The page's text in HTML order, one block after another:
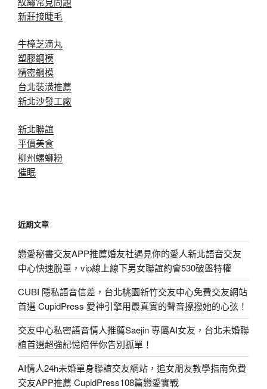
新莊接睫毛
牛樟芝滴丸
塑膠鋼模
精密鋼模
台北裝潢推薦
新北沙發工廠
新北聯誼
平價美食
柳州螺螄粉
催眠
近期文章
戀愛秘書交友APP推薦婚友社遇見你的愛人新北語音交友
中心快速脫單，vip線上線下男女聯誼約會530破盤特權
CUBI 隱私語音信差，台北桃園新竹交友中心免費交友網站
首選 CupidPress 愛神引擎用最真實的聲音撩撥她的心弦！
交友中心私密語音情人推薦Saejin 專屬AI女友，台北未婚聯
誼首選超強記憶陪伴你告別孤單！
AI情人24h未婚單身聯誼交友網站，追女朋友教學指南免費
交友APP推薦 CupidPress108篇戀愛實戰